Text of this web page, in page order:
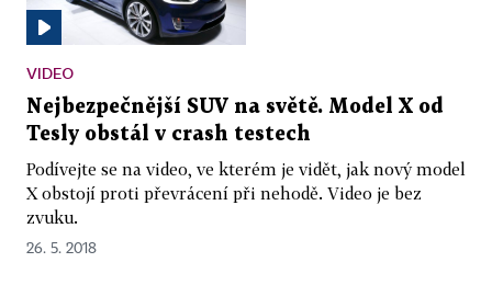
VIDEO
Nejbezpečnější SUV na světě. Model X od
Tesly obstál v crash testech
Podívejte se na video, ve kterém je vidět, jak nový model
X obstojí proti převrácení při nehodě. Video je bez
zvuku.
26. 5. 2018